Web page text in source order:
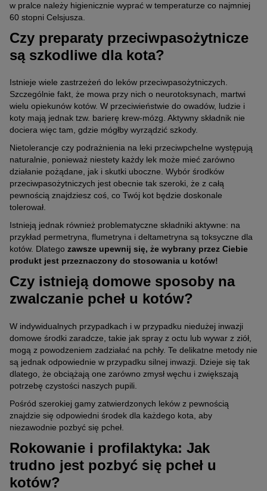
w pralce należy higienicznie wyprać w temperaturze co najmniej
60 stopni Celsjusza.
Czy preparaty przeciwpasożytnicze
są szkodliwe dla kota?
Istnieje wiele zastrzeżeń do leków przeciwpasożytniczych.
Szczególnie fakt, że mowa przy nich o neurotoksynach, martwi
wielu opiekunów kotów. W przeciwieństwie do owadów, ludzie i
koty mają jednak tzw. barierę krew-mózg. Aktywny składnik nie
dociera więc tam, gdzie mógłby wyrządzić szkody.
Nietolerancje czy podrażnienia na leki przeciwpchelne występują
naturalnie, ponieważ niestety każdy lek może mieć zarówno
działanie pożądane, jak i skutki uboczne. Wybór środków
przeciwpasożytniczych jest obecnie tak szeroki, że z całą
pewnością znajdziesz coś, co Twój kot będzie doskonale
tolerował.
Istnieją jednak również problematyczne składniki aktywne: na
przykład permetryna, flumetryna i deltametryna są toksyczne dla
kotów. Dlatego zawsze upewnij się, że wybrany przez Ciebie
produkt jest przeznaczony do stosowania u kotów!
Czy istnieją domowe sposoby na
zwalczanie pcheł u kotów?
W indywidualnych przypadkach i w przypadku niedużej inwazji
domowe środki zaradcze, takie jak spray z octu lub wywar z ziół,
mogą z powodzeniem zadziałać na pchły. Te delikatne metody nie
są jednak odpowiednie w przypadku silnej inwazji. Dzieje się tak
dlatego, że obciążają one zarówno zmysł węchu i zwiększają
potrzebę czystości naszych pupili.
Pośród szerokiej gamy zatwierdzonych leków z pewnością
znajdzie się odpowiedni środek dla każdego kota, aby
niezawodnie pozbyć się pcheł.
Rokowanie i profilaktyka: Jak
trudno jest pozbyć się pcheł u
kotów?